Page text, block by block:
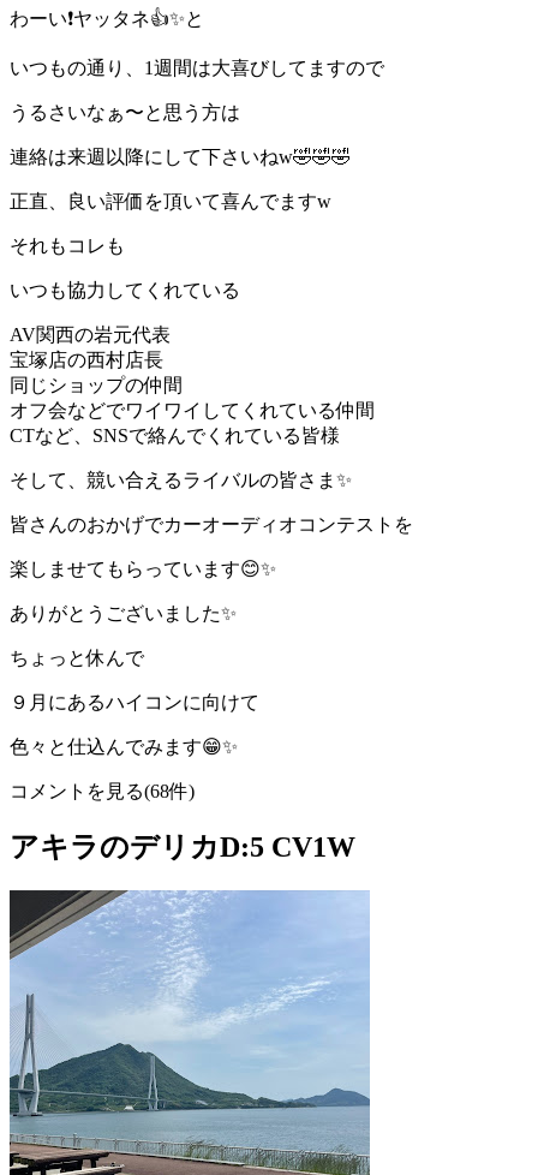
わーい❗️ヤッタネ👍✨と
いつもの通り、1週間は大喜びしてますので
うるさいなぁ〜と思う方は
連絡は来週以降にして下さいねw🤣🤣🤣
正直、良い評価を頂いて喜んでますw
それもコレも
いつも協力してくれている
AV関西の岩元代表
宝塚店の西村店長
同じショップの仲間
オフ会などでワイワイしてくれている仲間
CTなど、SNSで絡んでくれている皆様
そして、競い合えるライバルの皆さま✨
皆さんのおかげでカーオーディオコンテストを
楽しませてもらっています😊✨
ありがとうございました✨
ちょっと休んで
９月にあるハイコンに向けて
色々と仕込んでみます😁✨
コメントを見る(68件)
アキラのデリカD:5 CV1W